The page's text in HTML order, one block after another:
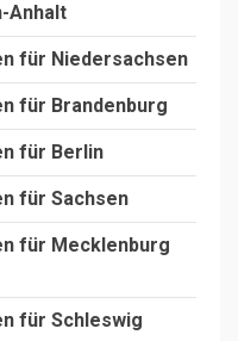
Anhalt
für Niedersachsen
für Brandenburg
für Berlin
für Sachsen
für Mecklenburg
für Schleswig